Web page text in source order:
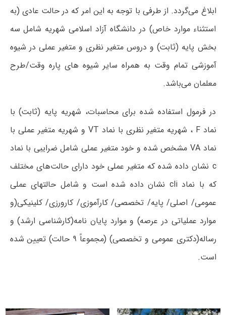
ابلاغ می‌گردد. از طرفی با توجه به این امر که در حالت عادی (به
استثناء موارد خاص) در دانشگاه آزاد اسلامی شهریه شامل سه
بخش پایه (ثابت) و دروس متغیر نظری و متغیر عملی در شیوه
آموزشی تمام وقت به همراه سایر شیوه های پاره وقت/طرح
معلمان می‌باشد.
در فرمول استفاده شده برای محاسبات، شهریه پایه (ثابت) با
نماد F ، شهریه متغیر نظری با نماد VT و شهریه متغیر عملی با
نماد VA مشخص شده و خود متغیر عملی شامل ضرایبی با نماد
c نشان داده شده که متغیر عملی خود دارای حالت‌های مختلف
که با نماد cli نشان داده شده است و شامل حالتهای عملی
عمومی/ اصلی/ پایه/ تخصصی/ کارآموزی/ کارورزی/ کلینیکی(و
موارد عملیاتی در عرصه) و موارد پایان نامه(کارشناسی ارشد) و
رساله(دکتری عمومی و تخصصی) (مجموعاً ۹ حالت) تعیین شده
است.